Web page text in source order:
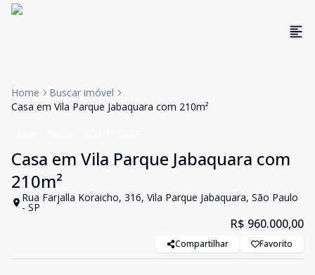
Home
Buscar imóvel
Casa em Vila Parque Jabaquara com 210m²
Casa em Vila Parque Jabaquara com
210m²
Rua Farjalla Koraicho, 316, Vila Parque Jabaquara, São Paulo
- SP
R$ 960.000,00
Compartilhar Favorito